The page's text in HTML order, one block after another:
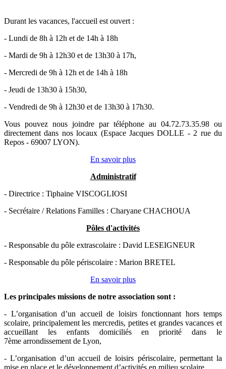
Durant les vacances, l'accueil est ouvert :
- Lundi de 8h à 12h et de 14h à 18h
- Mardi de 9h à 12h30 et de 13h30 à 17h,
- Mercredi de 9h à 12h et de 14h à 18h
- Jeudi de 13h30 à 15h30,
- Vendredi de 9h à 12h30 et de 13h30 à 17h30.
Vous pouvez nous joindre par téléphone au 04.72.73.35.98 ou
directement dans nos locaux (Espace Jacques DOLLE - 2 rue du
Repos - 69007 LYON).
En savoir plus
Administratif
- Directrice : Tiphaine VISCOGLIOSI
- Secrétaire / Relations Familles : Charyane CHACHOUA
Pôles d'activités
- Responsable du pôle extrascolaire : David LESEIGNEUR
- Responsable du pôle périscolaire : Marion BRETEL
En savoir plus
Les principales missions de notre association sont:
- L’organisation d’un accueil de loisirs fonctionnant hors temps
scolaire, principalement les mercredis, petites et grandes vacances et
accueillant les enfants domiciliés en priorité dans le
7ème arrondissement de Lyon,
- L’organisation d’un accueil de loisirs périscolaire, permettant la